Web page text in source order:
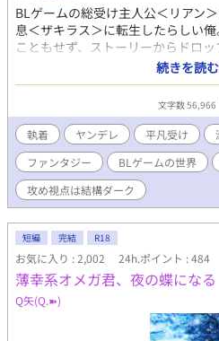
BLゲームの総受け主人公＜リアン
息＜ザキラス＞に転生したらしい
こともせず、ストーリーからドロ
が、何故か儚げな美青年になるは
く──……？ 元BLゲーム総受けの主
ってしまった執着＆ヤンデレ系
役令息（のちに普通体型、平凡マ
ちらかというとギャクテイストです
ので、スカッとハッピーエンドが
かページを閉じて下さいεミ
続きを読む
文字数 56,966
執着 ヤンデレ 平凡受け
ファンタジー
BLゲームの世界
攻め視点は結構ダーク
短編 完結 R18
お気に入り : 2,002 24h.ポイント : 484
薄幸系オメガ君、夜の蝶になる
Q矢(Q.➽)